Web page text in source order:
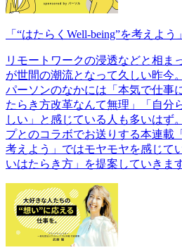
「“はたらくWell-being”を考えよう」
リモートワークの浸透などと相ま
が世間の潮流となって久しい昨今
パーソンのなかには「本気で仕事
たらき方改革なんて無理」「自分
しい」と感じている人も多いはず
プとのコラボでお送りする本連載
考えよう」ではモヤモヤを感じて
いはたらき方」を提案していきます